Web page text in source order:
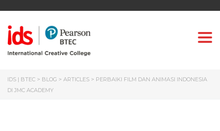
IDS | BTEC > BLOG > ARTICLES > PERBAIKI FILM DAN ANIMASI INDONESIA
DI JMC ACADEMY